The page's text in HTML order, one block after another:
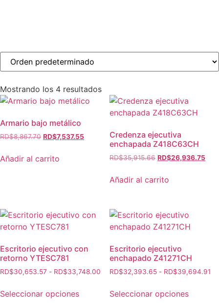
Mostrando los 4 resultados
Armario bajo metálico
RD$8,867.70 RD$7,537.55
Añadir al carrito
Credenza ejecutiva
enchapada Z418C63CH
RD$35,915.66 RD$26,936.75
Añadir al carrito
Escritorio ejecutivo con
retorno YTESC781
RD$30,653.57 - RD$33,748.00
Seleccionar opciones
Escritorio ejecutivo
enchapado Z41271CH
RD$32,393.65 - RD$39,694.91
Seleccionar opciones